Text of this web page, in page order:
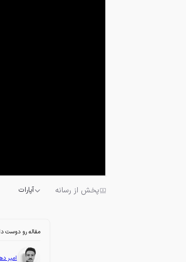
پخش از رسانه آپارات
مقاله رو دوست
امیر